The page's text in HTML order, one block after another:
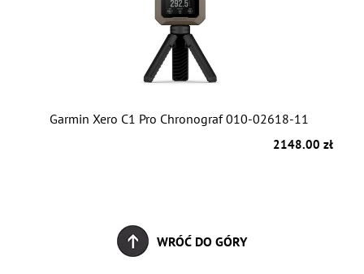
Garmin Xero C1 Pro Chronograf 010-02618-11
2148.00 zł
WRÓĆ DO GÓRY